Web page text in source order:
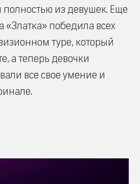
полностью из девушек. Еще
«Златка» победила всех
туре, который
а теперь девочки
все свое умение и